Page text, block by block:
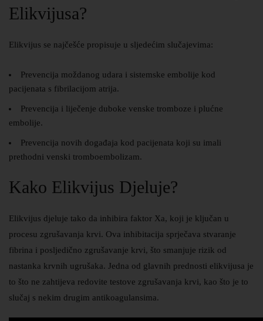
Elikvijusa?
Elikvijus se najčešće propisuje u sljedećim slučajevima:
Prevencija moždanog udara i sistemske embolije kod
pacijenata s fibrilacijom atrija.
Prevencija i liječenje duboke venske tromboze i plućne
embolije.
Prevencija novih događaja kod pacijenata koji su imali
prethodni venski tromboembolizam.
Kako Elikvijus Djeluje?
Elikvijus djeluje tako da inhibira faktor Xa, koji je ključan u
procesu zgrušavanja krvi. Ova inhibitacija sprječava stvaranje
fibrina i posljedično zgrušavanje krvi, što smanjuje rizik od
nastanka krvnih ugrušaka. Jedna od glavnih prednosti elikvijusa je
to što ne zahtijeva redovite testove zgrušavanja krvi, kao što je to
slučaj s nekim drugim antikoagulansima.